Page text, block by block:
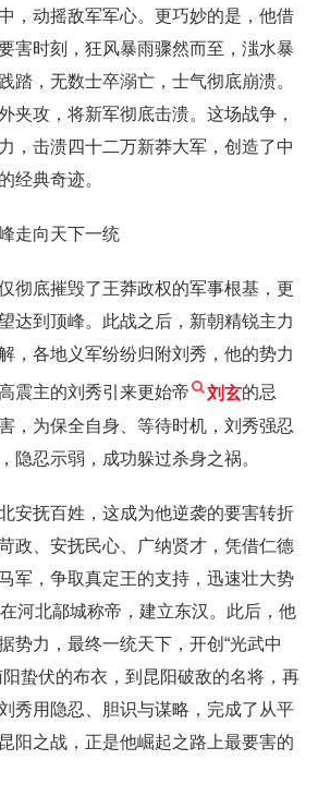
，动摇敌军军心。更巧妙的是，他借
时刻，狂风暴雨骤然而至，滍水暴
踏，无数士卒溺亡，士气彻底崩溃。
夹攻，将新军彻底击溃。这场战争，
，击溃四十二万新莽大军，创造了中
经典奇迹。
走向天下一统
彻底摧毁了王莽政权的军事根基，更
达到顶峰。此战之后，新朝精锐主力
，各地义军纷纷归附刘秀，他的势力
震主的刘秀引来更始帝 刘玄的忌
，为保全自身、等待时机，刘秀强忍
隐忍示弱，成功躲过杀身之祸。
安抚百姓，这成为他逆袭的要害转折
政、安抚民心、广纳贤才，凭借仁德
军，争取真定王的支持，迅速壮大势
河北鄗城称帝，建立东汉。此后，他
势力，最终一统天下，开创“光武中
蛰伏的布衣，到昆阳破敌的名将，再
秀用隐忍、胆识与谋略，完成了从平
阳之战，正是他崛起之路上最要害的